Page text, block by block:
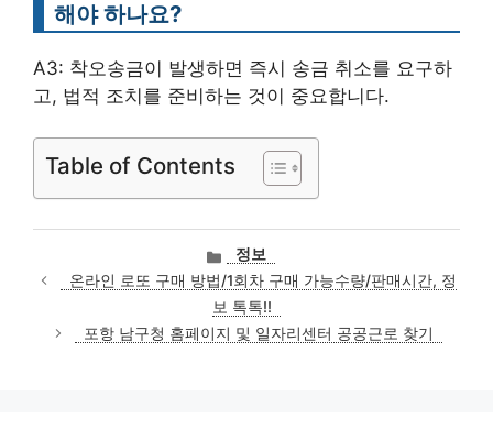
해야 하나요?
A3: 착오송금이 발생하면 즉시 송금 취소를 요구하
고, 법적 조치를 준비하는 것이 중요합니다.
Table of Contents
카
테
고
리
정보
온라인 로또 구매 방법/1회차 구매 가능수량/판매시간, 정
보 톡톡!!
포항 남구청 홈페이지 및 일자리센터 공공근로 찾기